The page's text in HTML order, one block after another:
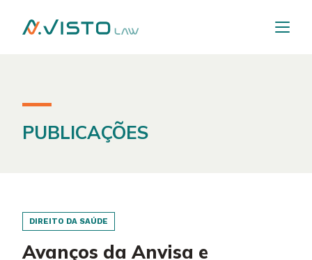
PUBLICAÇÕES
DIREITO DA SAÚDE
Avanços da Anvisa e